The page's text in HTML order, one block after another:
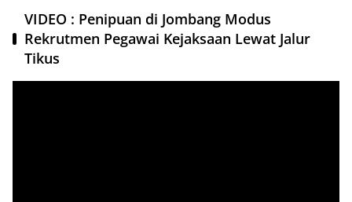
VIDEO : Penipuan di Jombang Modus
Rekrutmen Pegawai Kejaksaan Lewat Jalur
Tikus